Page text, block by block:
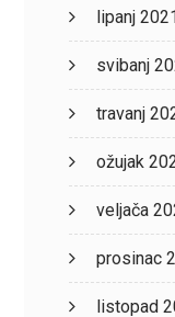
lipanj
svibanj
travanj
ožujak
veljača
prosinac
listopad